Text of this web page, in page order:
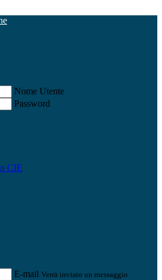
Nome Utente
Password
CIE
E-mail Verrà inviato un messaggio